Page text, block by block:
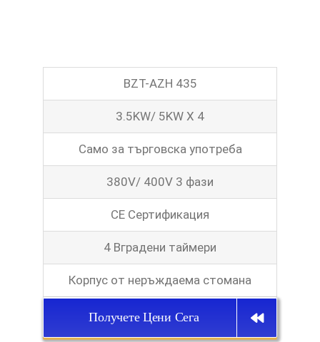
BZT-AZH 435
3.5KW/ 5KW X 4
Само за търговска употреба
380V/ 400V 3 фази
CE Сертификация
4 Вградени таймери
Корпус от неръждаема стомана
Получете Цени Сега